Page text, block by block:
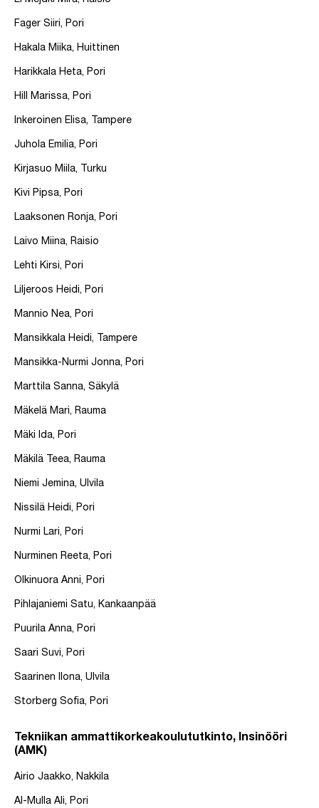
Fager Siiri, Pori
Hakala Miika, Huittinen
Harikkala Heta, Pori
Hill Marissa, Pori
Inkeroinen Elisa, Tampere
Juhola Emilia, Pori
Kirjasuo Miila, Turku
Kivi Pipsa, Pori
Laaksonen Ronja, Pori
Laivo Miina, Raisio
Lehti Kirsi, Pori
Liljeroos Heidi, Pori
Mannio Nea, Pori
Mansikkala Heidi, Tampere
Mansikka-Nurmi Jonna, Pori
Marttila Sanna, Säkylä
Mäkelä Mari, Rauma
Mäki Ida, Pori
Mäkilä Teea, Rauma
Niemi Jemina, Ulvila
Nissilä Heidi, Pori
Nurmi Lari, Pori
Nurminen Reeta, Pori
Olkinuora Anni, Pori
Pihlajaniemi Satu, Kankaanpää
Puurila Anna, Pori
Saari Suvi, Pori
Saarinen Ilona, Ulvila
Storberg Sofia, Pori
Tekniikan ammattikorkeakoulututkinto, Insinööri
(AMK)
Airio Jaakko, Nakkila
Al-Mulla Ali, Pori